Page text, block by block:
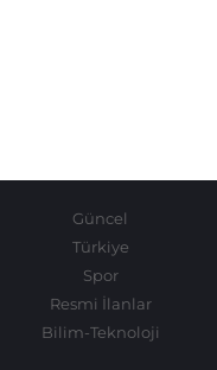
Güncel
Türkiye
Spor
Resmi İlanlar
Bilim-Teknoloji